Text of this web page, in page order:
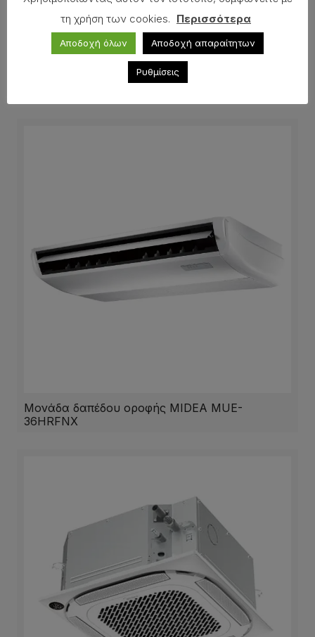
Δείτε επίσης
Μονάδες αεραγωγών υψηλής στατικής 1 ph
Μονάδα δαπέδου οροφής MIDEA MUE-
36HRFNX
τη χρήση των cookies. Περισσότερα
Αποδοχή όλων Αποδοχή απαραίτητων
Ρυθμίσεις